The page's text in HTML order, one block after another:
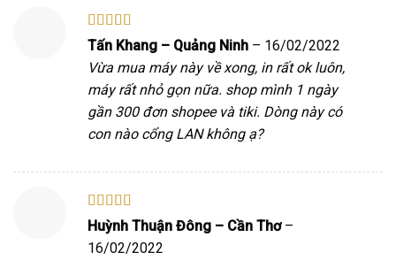
Được xếp
hạng55 sao
Tấn Khang – Quảng Ninh – 16/02/2022
Vừa mua máy này về xong, in rất ok luôn,
máy rất nhỏ gọn nữa. shop mình 1 ngày
gần 300 đơn shopee và tiki. Dòng này có
con nào cổng LAN không ạ?
Được xếp
hạng55 sao
Huỳnh Thuận Đông – Cần Thơ –
16/02/2022